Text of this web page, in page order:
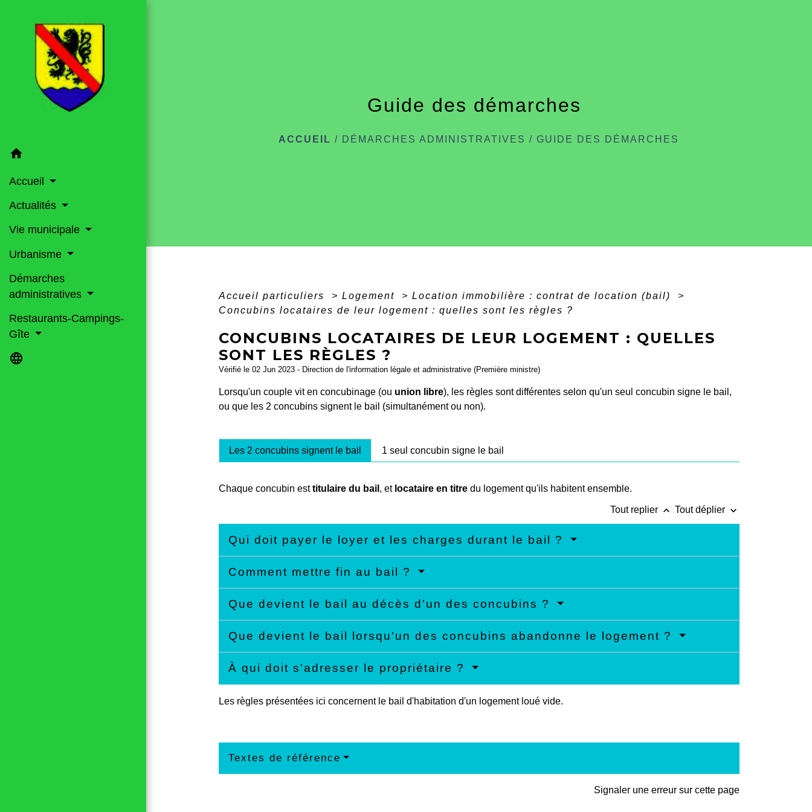
home
Accueil
Actualités
Vie municipale
Urbanisme
Démarches
administratives
Restaurants-Campings-
Gîte
language
Guide des démarches
ACCUEIL / DÉMARCHES ADMINISTRATIVES /GUIDE DES DÉMARCHES
Accueil particuliers > Logement > Location immobilière : contrat de location (bail)
>
Concubins locataires de leur logement : quelles sont les règles ?
CONCUBINS LOCATAIRES DE LEUR LOGEMENT : QUELLES
SONT LES RÈGLES ?
Vérifié le 02 Jun 2023 - Direction de l'information légale et administrative (Première ministre)
Lorsqu'un couple vit en concubinage (ou union libre), les règles sont différentes selon qu'un seul concubin signe le bail,
ou que les 2 concubins signent le bail (simultanément ou non).
Les 2 concubins signent le bail 1 seul concubin signe le bail
Chaque concubin esttitulaire du bail , et locataire en titredu logement qu'ils habitent ensemble.
Tout replier keyboard_arrow_up Tout déplier keyboard_arrow_down
Qui doit payer le loyer et les charges durant le bail ?
Comment mettre fin au bail ?
Que devient le bail au décès d'un des concubins ?
Que devient le bail lorsqu'un des concubins abandonne le logement ?
À qui doit s'adresser le propriétaire ?
Les règles présentées ici concernent le bail d'habitation d'un logement loué vide.
Textes de référence
Signaler une erreur sur cette page